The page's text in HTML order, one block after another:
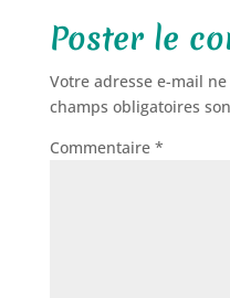
Poster le
Votre adresse e-mail
champs obligatoires
Commentaire *